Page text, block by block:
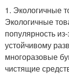
1. Экологичные
Экологичные
популярность
устойчивому
многоразовые
чистящие